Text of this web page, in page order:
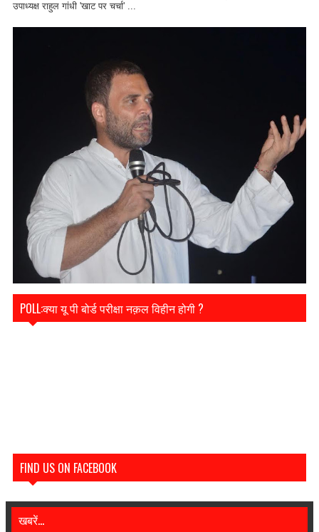
उपाध्यक्ष राहुल गांधी 'खाट पर चर्चा' ...
POLL:क्या यू पी बोर्ड परीक्षा नक़ल विहीन होगी ?
FIND US ON FACEBOOK
खबरें...